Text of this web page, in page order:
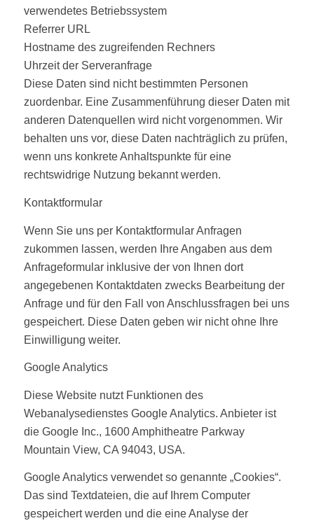
verwendetes Betriebssystem
Referrer URL
Hostname des zugreifenden Rechners
Uhrzeit der Serveranfrage
Diese Daten sind nicht bestimmten Personen
zuordenbar. Eine Zusammenführung dieser Daten mit
anderen Datenquellen wird nicht vorgenommen. Wir
behalten uns vor, diese Daten nachträglich zu prüfen,
wenn uns konkrete Anhaltspunkte für eine
rechtswidrige Nutzung bekannt werden.
Kontaktformular
Wenn Sie uns per Kontaktformular Anfragen
zukommen lassen, werden Ihre Angaben aus dem
Anfrageformular inklusive der von Ihnen dort
angegebenen Kontaktdaten zwecks Bearbeitung der
Anfrage und für den Fall von Anschlussfragen bei uns
gespeichert. Diese Daten geben wir nicht ohne Ihre
Einwilligung weiter.
Google Analytics
Diese Website nutzt Funktionen des
Webanalysedienstes Google Analytics. Anbieter ist
die Google Inc., 1600 Amphitheatre Parkway
Mountain View, CA 94043, USA.
Google Analytics verwendet so genannte „Cookies“.
Das sind Textdateien, die auf Ihrem Computer
gespeichert werden und die eine Analyse der